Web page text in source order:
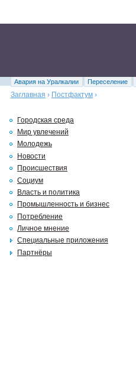
Авария на Уралкалии Переселение
Заглавная › Постфактум ›
Городская среда
Мир увлечений
Молодежь
Новости
Происшествия
Социум
Власть и политика
Промышленность и бизнес
Потребление
Личное мнение
Специальные приложения
Партнёры